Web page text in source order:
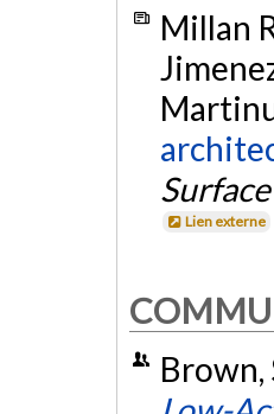
Millan
Lien externe
Brown,